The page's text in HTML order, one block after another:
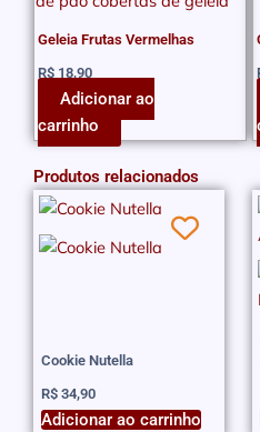
Geleia Frutas Vermelhas
R$ 18,90
Adicionar ao
carrinho
Produtos relacionados
Cookie Nutella
R$ 34,90
Adicionar ao carrinho